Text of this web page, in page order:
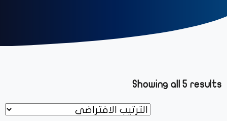
Showing all 5 results